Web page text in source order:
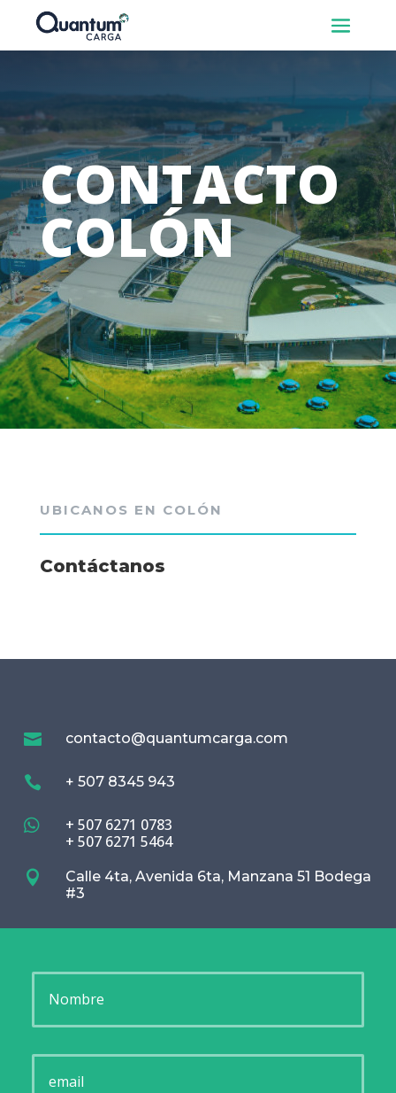
CONTACTO
COLÓN
UBICANOS EN COLÓN
Contáctanos
 contacto@quantumcarga.com
 + 507 8345 943

+ 507 6271 0783
+ 507 6271 5464

Calle 4ta, Avenida 6ta, Manzana 51 Bodega
#3